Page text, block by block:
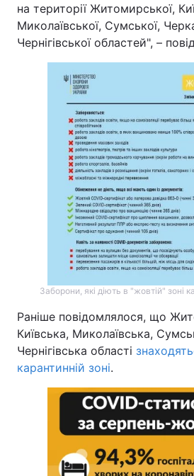
на території Житомирської,
Миколаївської, Сумської,
Чернігівської областей", –
Заборони, які діють в "жовтій" зоні
Раніше повідомлялося, що
Київська, Миколаївська,
Чернігівська області
карантинній зоні.